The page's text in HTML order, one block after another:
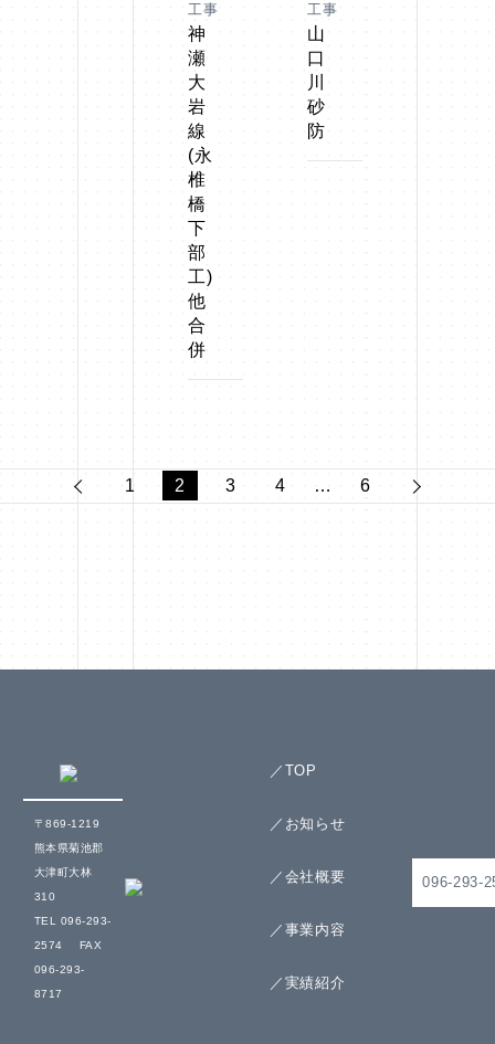
工事
神
瀬
大
岩
線
(永
椎
橋
下
部
工)
他
合
併
工事
山
口
川
砂
防
稿
1 2 3 4 … 6
〒869-1219
熊本県菊池郡
大津町大林
310
TEL 096-293-
2574
FAX
096-293-
8717
／TOP
／お知らせ
／会社概要
／事業内容
／実績紹介
096-293-